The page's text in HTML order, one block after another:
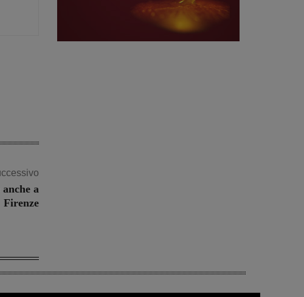
a
Firenze